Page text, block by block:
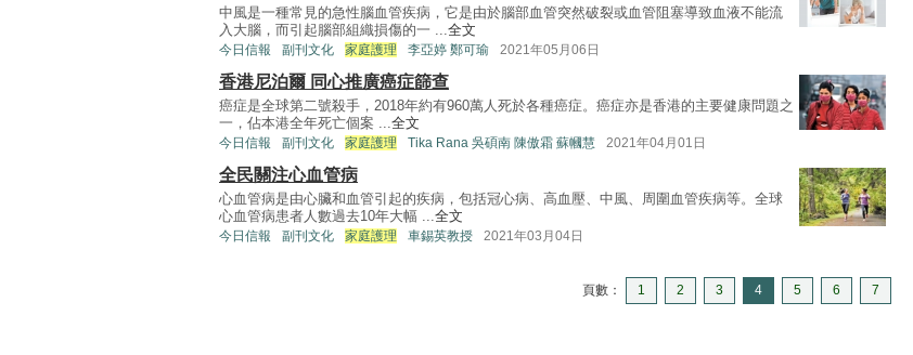
中風是一種常見的急性腦血管疾病，它是由於腦部血管突然破裂或血管阻塞導致血液不能流
入大腦，而引起腦部組織損傷的一 ...全文
今日信報 副刊文化 家庭護理 李亞婷 鄭可瑜 2021年05月06日
香港尼泊爾 同心推廣癌症篩查
癌症是全球第二號殺手，2018年約有960萬人死於各種癌症。癌症亦是香港的主要健康問題之
一，佔本港全年死亡個案 ...全文
今日信報 副刊文化 家庭護理 Tika Rana 吳碩南 陳傲霜 蘇幗慧 2021年04月01日
全民關注心血管病
心血管病是由心臟和血管引起的疾病，包括冠心病、高血壓、中風、周圍血管疾病等。全球
心血管病患者人數過去10年大幅 ...全文
今日信報 副刊文化 家庭護理 車錫英教授 2021年03月04日
頁數： 1 2 3 4 5 6 7